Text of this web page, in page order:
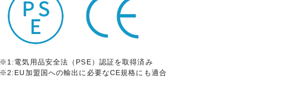
※1:電気用品安全法（PSE）認証を取得済み
※2:EU加盟国への輸出に必要なCE規格にも適合